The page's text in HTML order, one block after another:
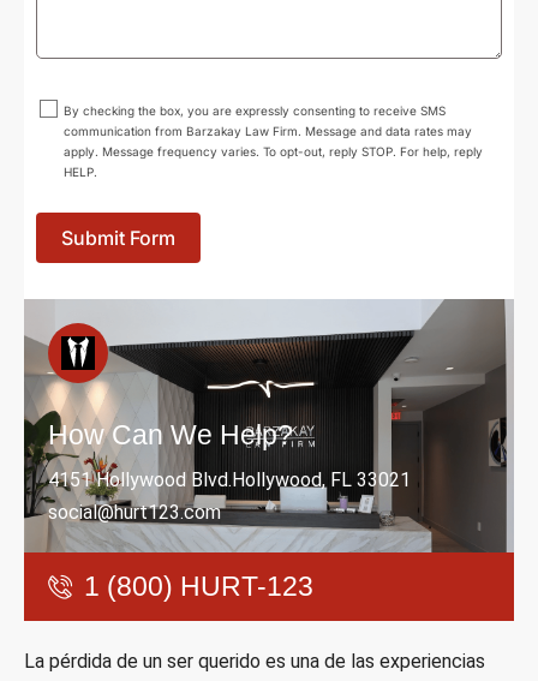
By checking the box, you are expressly consenting to receive SMS
communication from Barzakay Law Firm. Message and data rates may
apply. Message frequency varies. To opt-out, reply STOP. For help, reply
HELP.
Submit Form
How Can We Help?
4151 Hollywood Blvd.Hollywood, FL 33021
social@hurt123.com
1 (800) HURT-123
La pérdida de un ser querido es una de las experiencias